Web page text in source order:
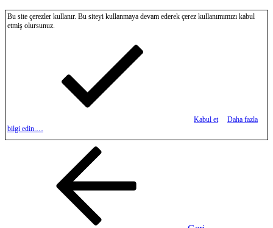
Bu site çerezler kullanır. Bu siteyi kullanmaya devam ederek çerez kullanımımızı kabul
etmiş olursunuz.
Kabul et
Daha fazla
bilgi edin.…